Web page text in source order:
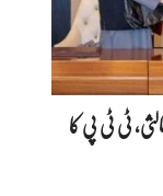
ٹی ٹی پی کا